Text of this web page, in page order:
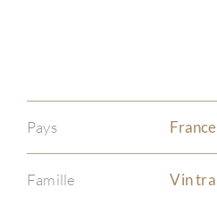
Pays France
Famille Vin